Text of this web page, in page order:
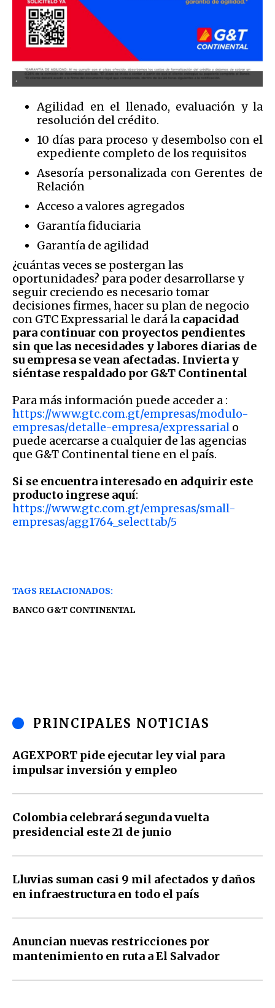
.
Agilidad en el llenado, evaluación y la
resolución del crédito.
10 días para proceso y desembolso con el
expediente completo de los requisitos
Asesoría personalizada con Gerentes de
Relación
Acceso a valores agregados
Garantía fiduciaria
Garantía de agilidad
¿cuántas veces se postergan las
oportunidades? para poder desarrollarse y
seguir creciendo es necesario tomar
decisiones firmes, hacer su plan de negocio
con GTC Expressarial le dará la capacidad
para continuar con proyectos pendientes
sin que las necesidades y labores diarias de
su empresa se vean afectadas. Invierta y
siéntase respaldado por G&T Continental
Para más información puede acceder a :
https://www.gtc.com.gt/empresas/modulo-
empresas/detalle-empresa/expressarial o
puede acercarse a cualquier de las agencias
que G&T Continental tiene en el país.
Si se encuentra interesado en adquirir este
producto ingrese aquí:
https://www.gtc.com.gt/empresas/small-
empresas/agg1764_selecttab/5
TAGS RELACIONADOS:
BANCO G&T CONTINENTAL
PRINCIPALES NOTICIAS
AGEXPORT pide ejecutar ley vial para
impulsar inversión y empleo
Colombia celebrará segunda vuelta
presidencial este 21 de junio
Lluvias suman casi 9 mil afectados y daños
en infraestructura en todo el país
Anuncian nuevas restricciones por
mantenimiento en ruta a El Salvador